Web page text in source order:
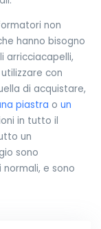
non
hanno bisogno
arricciacapelli,
con
di acquistare,
piastra o un
in tutto il
un
sono
e sono